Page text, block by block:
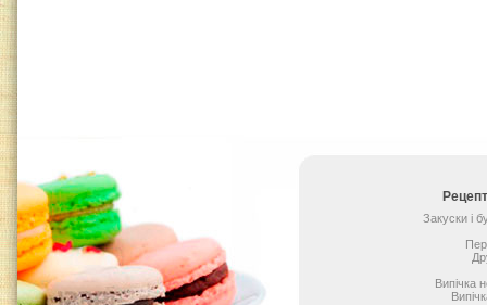
Закуски і
Випічка